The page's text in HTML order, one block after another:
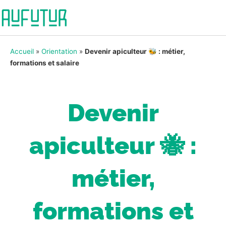
Accueil » Orientation » Devenir apiculteur 🐝 : métier,
formations et salaire
Devenir
apiculteur 🐝 :
métier,
formations et